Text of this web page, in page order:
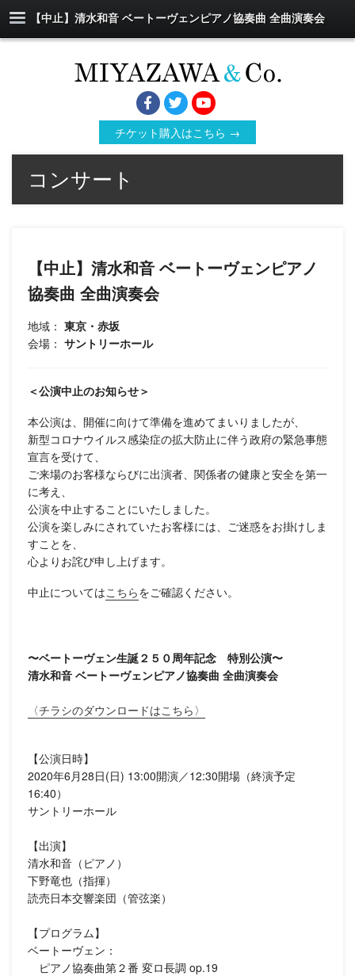
【中止】清水和音 ベートーヴェンピアノ協奏曲 全曲演奏会
チケット購入はこちら →
コンサート
【中止】清水和音 ベートーヴェンピアノ
協奏曲 全曲演奏会
地域： 東京・赤坂
会場： サントリーホール
＜公演中止のお知らせ＞
本公演は、開催に向けて準備を進めてまいりましたが、
新型コロナウイルス感染症の拡大防止に伴う政府の緊急事態
宣言を受けて、
ご来場のお客様ならびに出演者、関係者の健康と安全を第一
に考え、
公演を中止することにいたしました。
公演を楽しみにされていたお客様には、ご迷惑をお掛けしま
すことを、
心よりお詫び申し上げます。
中止についてはこちらをご確認ください。
〜ベートーヴェン生誕２５０周年記念 特別公演〜
清水和音 ベートーヴェンピアノ協奏曲 全曲演奏会
〈チラシのダウンロードはこちら〉
【公演日時】
2020年6月28日(日) 13:00開演／12:30開場（終演予定
16:40）
サントリーホール
【出演】
清水和音（ピアノ）
下野竜也（指揮）
読売日本交響楽団（管弦楽）
【プログラム】
ベートーヴェン：
ピアノ協奏曲第２番 変ロ長調 op.19